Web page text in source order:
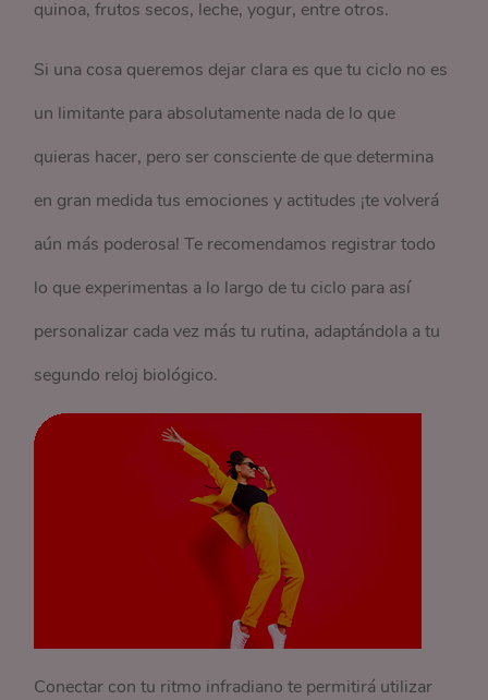
quinoa, frutos secos, leche, yogur, entre otros.
Si una cosa queremos dejar clara es que tu ciclo no es
un limitante para absolutamente nada de lo que
quieras hacer, pero ser consciente de que determina
en gran medida tus emociones y actitudes ¡te volverá
aún más poderosa! Te recomendamos registrar todo
lo que experimentas a lo largo de tu ciclo para así
personalizar cada vez más tu rutina, adaptándola a tu
segundo reloj biológico.
Conectar con tu ritmo infradiano te permitirá utilizar